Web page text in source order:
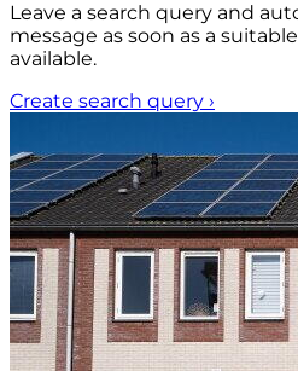
Leave a search query and
message as soon as a
available.
Create search query ›